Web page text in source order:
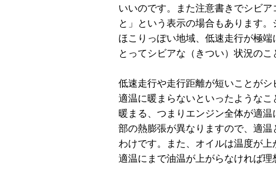
いいのです。また注意書きでシビ
と」という表示の場合もあります
ほこりっぽい地域、低速走行が極
とってシビアな（きつい）状況のこ
低速走行や走行距離が短いことが
適温に暖まらないといったような
暖まる、つまりエンジン全体が適
部の熱膨張が異なりますので、適
わけです。また、オイルは温度が上
適温にまで油温が上がらなければ理